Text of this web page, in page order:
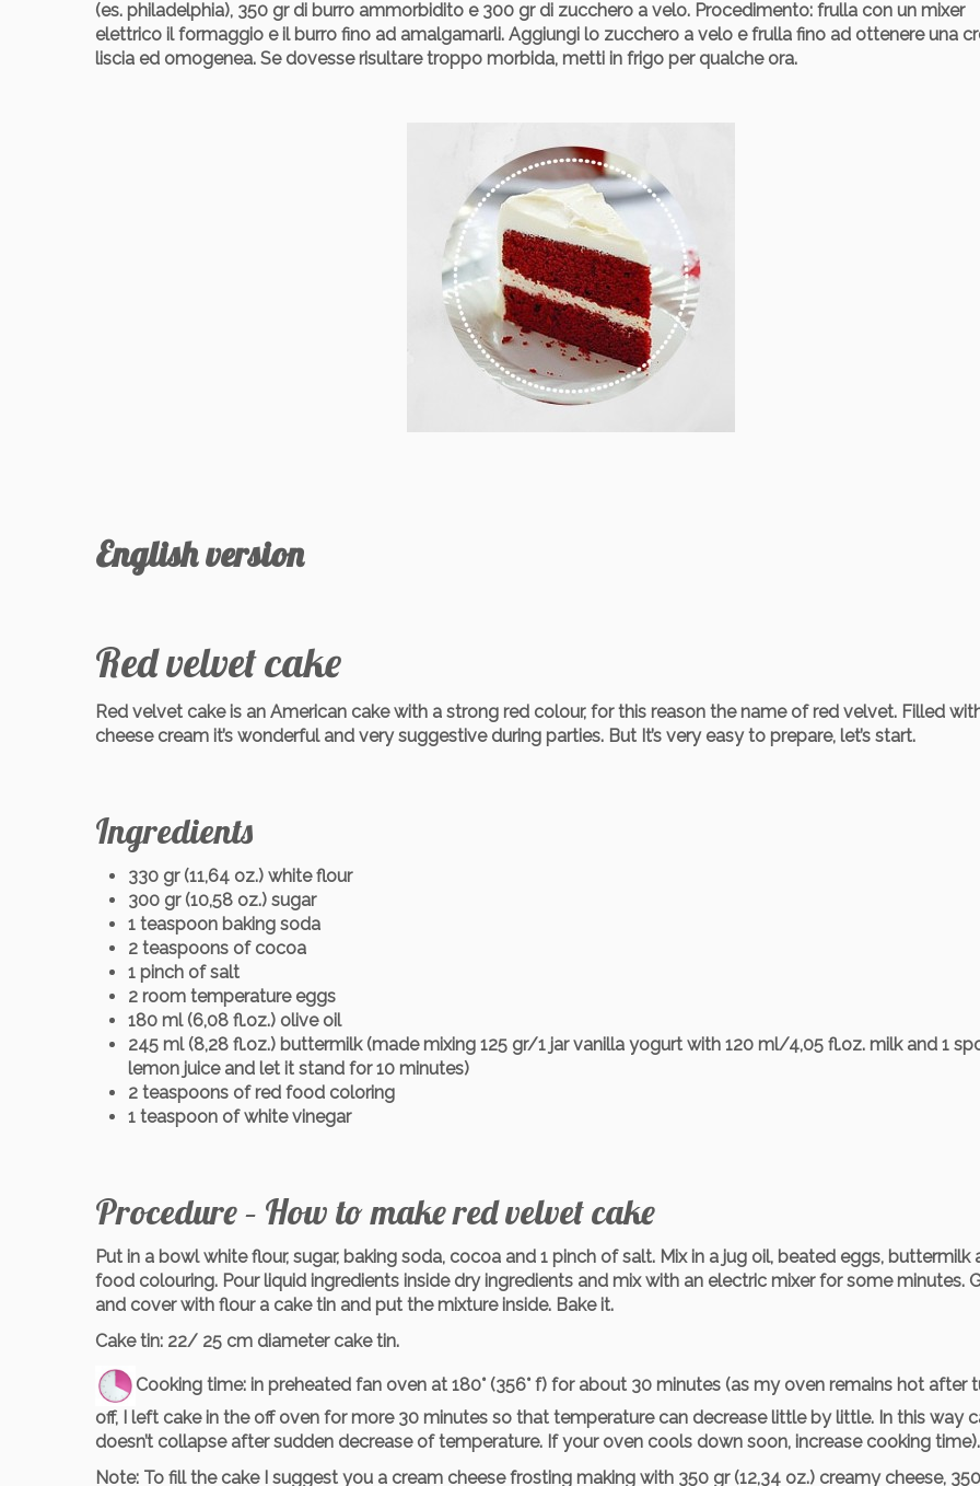
(es. philadelphia), 350 gr di burro ammorbidito e 300 gr di zucchero a velo. Procedimento: frulla con un mixer
elettrico il formaggio e il burro fino ad amalgamarli. Aggiungi lo zucchero a velo e frulla fino ad ottenere una
liscia ed omogenea. Se dovesse risultare troppo morbida, metti in frigo per qualche ora.
English version
Red velvet cake
Red velvet cake is an American cake with a strong red colour, for this reason the name of red velvet. Filled
cheese cream it’s wonderful and very suggestive during parties. But It’s very easy to prepare, let’s start.
Ingredients
330 gr (11,64 oz.) white flour
300 gr (10,58 oz.) sugar
1 teaspoon baking soda
2 teaspoons of cocoa
1 pinch of salt
2 room temperature eggs
180 ml (6,08 fl.oz.) olive oil
245 ml (8,28 fl.oz.) buttermilk (made mixing 125 gr/1 jar vanilla yogurt with 120 ml/4,05 fl.oz. milk and 1
lemon juice and let it stand for 10 minutes)
2 teaspoons of red food coloring
1 teaspoon of white vinegar
Procedure – How to make red velvet cake
Put in a bowl white flour, sugar, baking soda, cocoa and 1 pinch of salt. Mix in a jug oil, beated eggs, buttermilk
food colouring. Pour liquid ingredients inside dry ingredients and mix with an electric mixer for some minutes.
and cover with flour a cake tin and put the mixture inside. Bake it.
Cake tin: 22/ 25 cm diameter cake tin.
Cooking time: in preheated fan oven at 180° (356° f) for about 30 minutes (as my oven remains hot after
off, I left cake in the off oven for more 30 minutes so that temperature can decrease little by little. In this way
doesn’t collapse after sudden decrease of temperature. If your oven cools down soon, increase cooking time).
Note: To fill the cake I suggest you a cream cheese frosting making with 350 gr (12,34 oz.) creamy cheese,